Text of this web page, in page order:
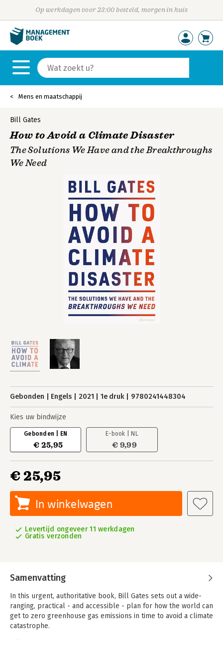
Op werkdagen voor 23:00 besteld, morgen in huis
Mens en maatschappij
Bill Gates
How to Avoid a Climate Disaster
The Solutions We Have and the Breakthroughs
We Need
Gebonden Engels 2021 1e druk 9780241448304
Kies uw bindwijze
Gebonden | EN
€ 25,95
E-book | NL
€ 9,99
€ 25,95
In winkelwagen
Levertijd ongeveer 11 werkdagen
Gratis verzonden
Samenvatting
In this urgent, authoritative book, Bill Gates sets out a wide-
ranging, practical - and accessible - plan for how the world can
get to zero greenhouse gas emissions in time to avoid a climate
catastrophe.